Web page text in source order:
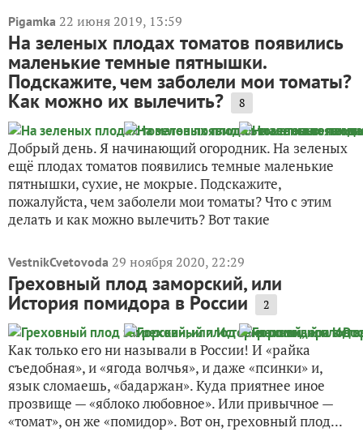
Pigamka 22 июня 2019, 13:59
На зеленых плодах томатов появились
маленькие темные пятнышки.
Подскажите, чем заболели мои томаты?
Как можно их вылечить? 8
Добрый день. Я начинающий огородник. На зеленых
ещё плодах томатов появились темные маленькие
пятнышки, сухие, не мокрые. Подскажите,
пожалуйста, чем заболели мои томаты? Что с этим
делать и как можно вылечить? Вот такие
VestnikCvetovoda 29 ноября 2020, 22:29
Греховный плод заморский, или
История помидора в России 2
Как только его ни называли в России! И «райка
съедобная», и «ягода волчья», и даже «псинки» и,
язык сломаешь, «бадаржан». Куда приятнее иное
прозвище — «яблоко любовное». Или привычное —
«томат», он же «помидор». Вот он, греховный плод...